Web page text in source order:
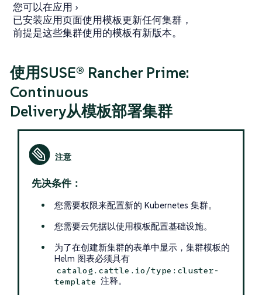
您可以在应用
已安装应用页面使用模板更新任何集群，
前提是这些集群使用的模板有新版本。
使用SUSE® Rancher Prime:
Continuous
Delivery从模板部署集群
先决条件：
您需要权限来配置新的 Kubernetes 集群。
您需要云凭据以使用模板配置基础设施。
为了在创建新集群的表单中显示，集群模板的
Helm 图表必须具有
catalog.cattle.io/type:cluster-
template 注释。